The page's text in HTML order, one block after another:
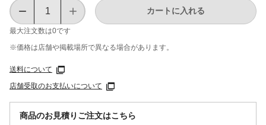
最大注文数は0です
カートに入れる
※価格は​店舗や​掲載場所で​異なる​場合が​あります。
送料について
店舗受取のお支払いについて
商品のお見積りご注文はこちら